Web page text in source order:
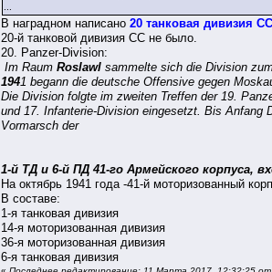
В наградном написано20 танковая дивизия СС
20-й танковой дивизия СС не было.
20. Panzer-Division:
Im RaumRoslawlsammelte sich die Division
1941 begann die deutsche Offensive gegen
Die Division folgte im zweiten Treffen der 19.
und 17. Infanterie-Division eingesetzt. Bis Anfang
Vormarsch der
1-й ТД и 6-й ПД 41-го Армейского корпуса,
На октябрь 1941 года -41-й моторизованный
В составе:
1-я танковая дивизия
14-я моторизованная дивизия
36-я моторизованная дивизия
6-я танковая дивизия